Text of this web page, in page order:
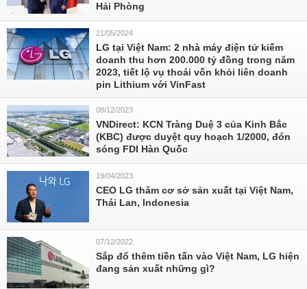
Hải Phòng
21/05/2024
LG tại Việt Nam: 2 nhà máy điện tử kiếm
doanh thu hơn 200.000 tỷ đồng trong năm
2023, tiết lộ vụ thoái vốn khỏi liên doanh
pin Lithium với VinFast
08/12/2023
VNDirect: KCN Tràng Duệ 3 của Kinh Bắc
(KBC) được duyệt quy hoạch 1/2000, đón
sóng FDI Hàn Quốc
19/04/2023
CEO LG thăm cơ sở sản xuất tại Việt Nam,
Thái Lan, Indonesia
07/12/2022
Sắp đổ thêm tiền tấn vào Việt Nam, LG hiện
đang sản xuất những gì?